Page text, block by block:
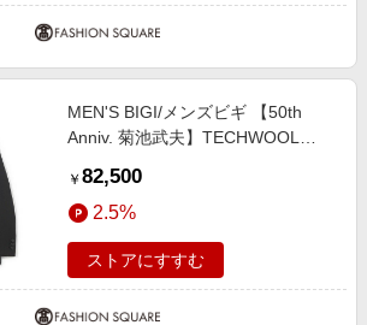
MEN'S BIGI/メンズビギ 【50th
Anniv. 菊池武夫】TECHWOOL
ク １
￥ 82,500
2.5%
ストアにすすむ